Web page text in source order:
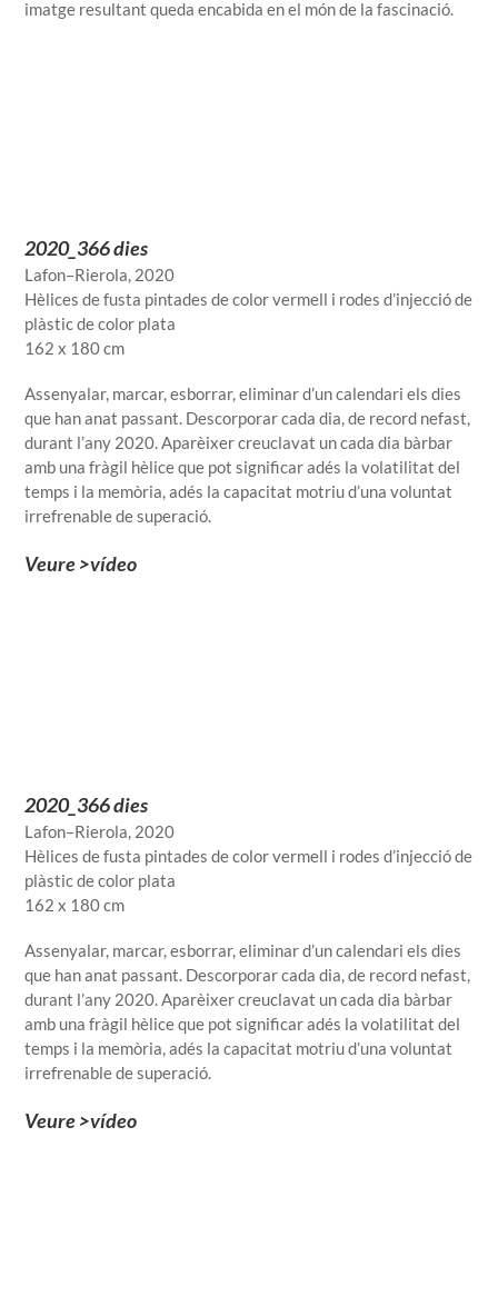
imatge resultant queda encabida en el món de la fascinació.
2020_366 dies
Lafon–Rierola, 2020
Hèlices de fusta pintades de color vermell i rodes d’injecció de
plàstic de color plata
162 x 180 cm
Assenyalar, marcar, esborrar, eliminar d’un calendari els dies
que han anat passant. Descorporar cada dia, de record nefast,
durant l’any 2020. Aparèixer creuclavat un cada dia bàrbar
amb una fràgil hèlice que pot significar adés la volatilitat del
temps i la memòria, adés la capacitat motriu d’una voluntat
irrefrenable de superació.
Veure >vídeo
2020_366 dies
Lafon–Rierola, 2020
Hèlices de fusta pintades de color vermell i rodes d’injecció de
plàstic de color plata
162 x 180 cm
Assenyalar, marcar, esborrar, eliminar d’un calendari els dies
que han anat passant. Descorporar cada dia, de record nefast,
durant l’any 2020. Aparèixer creuclavat un cada dia bàrbar
amb una fràgil hèlice que pot significar adés la volatilitat del
temps i la memòria, adés la capacitat motriu d’una voluntat
irrefrenable de superació.
Veure >vídeo